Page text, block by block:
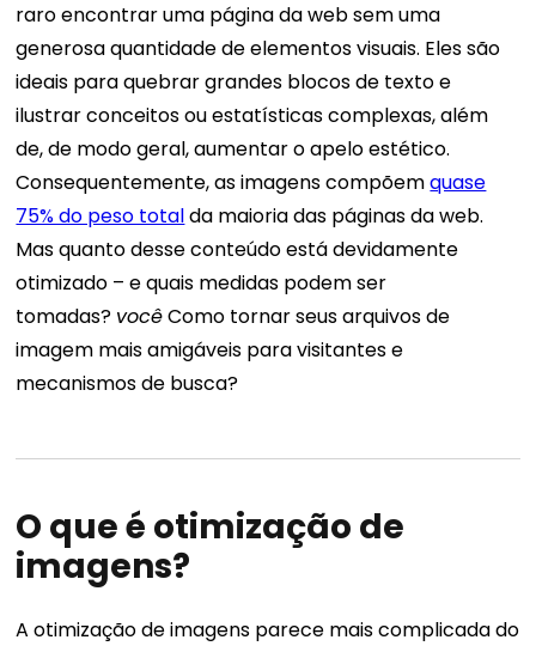
raro encontrar uma página da web sem uma
generosa quantidade de elementos visuais. Eles são
ideais para quebrar grandes blocos de texto e
ilustrar conceitos ou estatísticas complexas, além
de, de modo geral, aumentar o apelo estético.
Consequentemente, as imagens compõemquase
75% do peso totalda maioria das páginas da web.
Mas quanto desse conteúdo está devidamente
otimizado – e quais medidas podem ser
tomadas? vocêComo tornar seus arquivos de
imagem mais amigáveis ​​para visitantes e
mecanismos de busca?
O que é otimização de
imagens?
A otimização de imagens parece mais complicada do